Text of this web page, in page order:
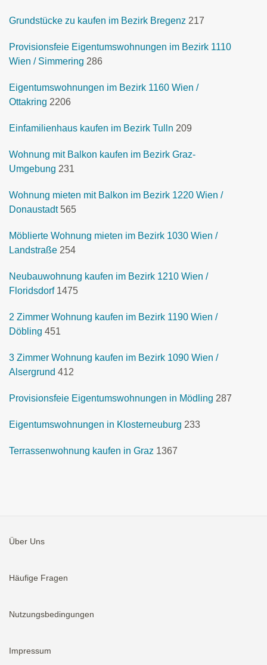
Grundstücke zu kaufen im Bezirk Bregenz 217
Provisionsfeie Eigentumswohnungen im Bezirk 1110
Wien / Simmering 286
Eigentumswohnungen im Bezirk 1160 Wien /
Ottakring 2206
Einfamilienhaus kaufen im Bezirk Tulln 209
Wohnung mit Balkon kaufen im Bezirk Graz-
Umgebung 231
Wohnung mieten mit Balkon im Bezirk 1220 Wien /
Donaustadt 565
Möblierte Wohnung mieten im Bezirk 1030 Wien /
Landstraße 254
Neubauwohnung kaufen im Bezirk 1210 Wien /
Floridsdorf 1475
2 Zimmer Wohnung kaufen im Bezirk 1190 Wien /
Döbling 451
3 Zimmer Wohnung kaufen im Bezirk 1090 Wien /
Alsergrund 412
Provisionsfeie Eigentumswohnungen in Mödling 287
Eigentumswohnungen in Klosterneuburg 233
Terrassenwohnung kaufen in Graz 1367
Über Uns
Häufige Fragen
Nutzungsbedingungen
Impressum